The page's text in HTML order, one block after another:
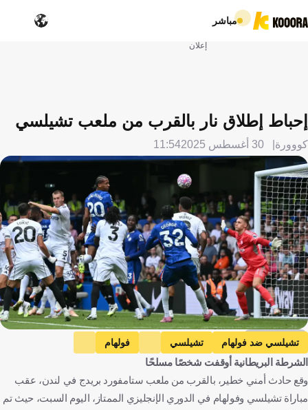
مباشر
إعلان
إحباط إطلاق نار بالقرب من ملعب تشيلسي
كووورة 30 أغسطس 2025 11:54
Getty Images
تشيلسي ضد فولهام تشيلسي
فولهام
الدوري الإنجليزي الممتاز
إنجلترا
الشرطة البريطانية أوقفت شخصًا مسلحًا
وقع حادث أمني خطير، بالقرب من ملعب ستامفورد بريدج في لندن، عقب
مباراة تشيلسي وفولهام في الدوري الإنجليزي الممتاز، اليوم السبت، حيث تم